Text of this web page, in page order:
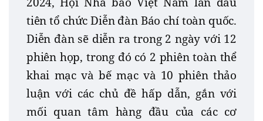
tiên tổ chức Diễn đàn Báo chí toàn quốc.
Diễn đàn sẽ diễn ra trong 2 ngày với 12
phiên họp, trong đó có 2 phiên toàn thể
khai mạc và bế mạc và 10 phiên thảo
luận với các chủ đề hấp dẫn, gắn với
mối quan tâm hàng đầu của các cơ